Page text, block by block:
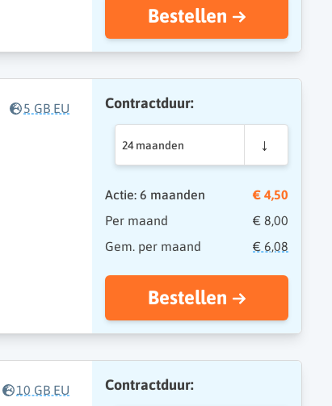
Bestellen
5 GB EU Contractduur:
24 maanden
Actie: 6 maanden
€ 4,50
Per maand
€ 8,00
Gem. per maand
€ 6,08
Bestellen
10 GB EU Contractduur: